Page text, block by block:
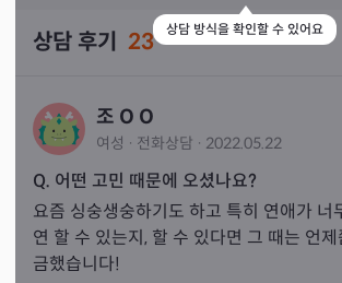
상담 방식을 확인할 수 있어요
상담 후기 23
조 O O
여성 · 전화상담 · 2022.05.22
Q. 어떤 고민 때문에 오셨나요?
요즘 싱숭생숭하기도 하고 특히 연애가 너
연 할 수 있는지, 할 수 있다면 그 때는 언
금했습니다!